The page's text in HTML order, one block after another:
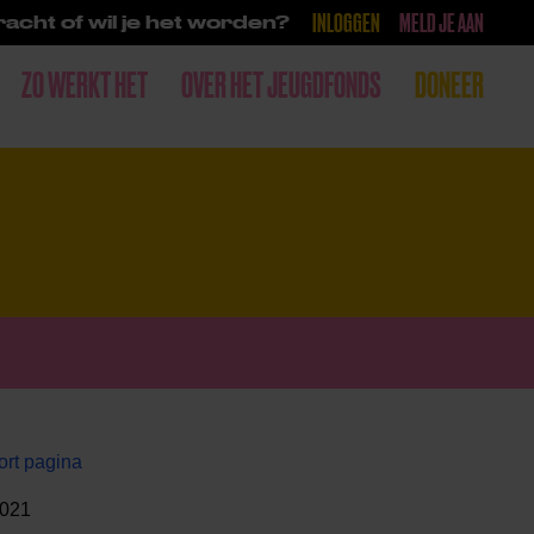
of wil je het worden? INLOGGEN MELD JE AAN
ZO WERKT HET OVER HET JEUGDFONDS DONEER
pagina